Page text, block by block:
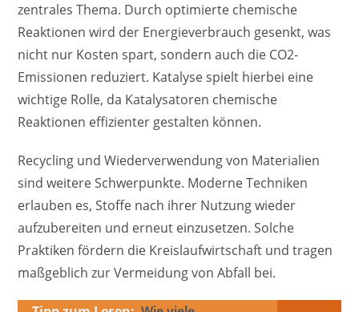
zentrales Thema. Durch optimierte chemische
Reaktionen wird der Energieverbrauch gesenkt, was
nicht nur Kosten spart, sondern auch die CO2-
Emissionen reduziert. Katalyse spielt hierbei eine
wichtige Rolle, da Katalysatoren chemische
Reaktionen effizienter gestalten können.
Recycling und Wiederverwendung von Materialien
sind weitere Schwerpunkte. Moderne Techniken
erlauben es, Stoffe nach ihrer Nutzung wieder
aufzubereiten und erneut einzusetzen. Solche
Praktiken fördern die Kreislaufwirtschaft und tragen
maßgeblich zur Vermeidung von Abfall bei.